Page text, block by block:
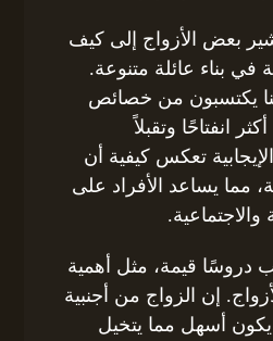
بعض الأزواج إلى كيف
في بناء عائلة متنوعة.
يكتسبون من خصائص
انفتاحًا وتقبلاً
تعكس كيفية أن
مما يساعد الأفراد على
والاجتماعية.
دروسًا قيمة، مثل أهمية
إن الزواج من أجنبية
أسهل مما يتخيل